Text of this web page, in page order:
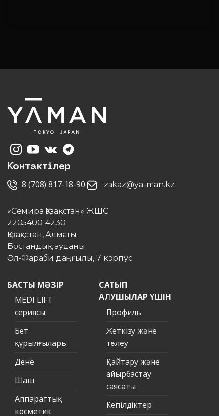
Контактілер
8 (708) 817-18-90 zakaz@ya-man.kz
«Семира Қазақстан» ЖШС
220540014230
Қазақстан, Алматы
Бостандық ауданы
Әл-Фараби даңғылы, 7 корпус
БАСТЫ МӘЗІР
MEDI LIFT
сериясы
Бет
құрылғылары
Дене
Шаш
Аппараттық
косметик
САТЫП
АЛУШЫЛАР ҮШІН
Профиль
Жеткізу және
төлеу
Қайтару және
айырбастау
саясаты
Кепілдіктер